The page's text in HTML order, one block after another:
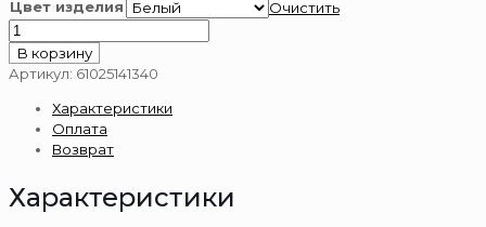
Цвет изделия
Очистить
Количество
товара
Цепь
пробы
В корзину
Артикул: 61025141340
Характеристики
Оплата
Возврат
Характеристики